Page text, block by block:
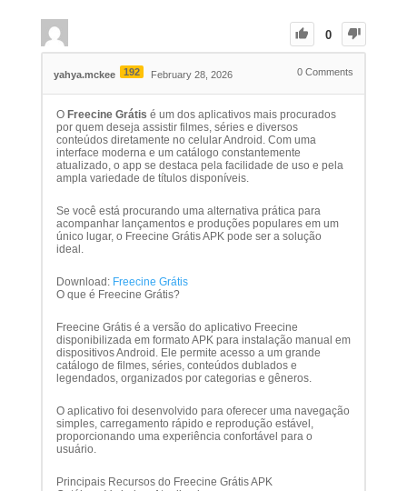
0
yahya.mckee 192 February 28, 2026 0 Comments
O Freecine Grátis é um dos aplicativos mais procurados
por quem deseja assistir filmes, séries e diversos
conteúdos diretamente no celular Android. Com uma
interface moderna e um catálogo constantemente
atualizado, o app se destaca pela facilidade de uso e pela
ampla variedade de títulos disponíveis.
Se você está procurando uma alternativa prática para
acompanhar lançamentos e produções populares em um
único lugar, o Freecine Grátis APK pode ser a solução
ideal.
Download: Freecine Grátis
O que é Freecine Grátis?
Freecine Grátis é a versão do aplicativo Freecine
disponibilizada em formato APK para instalação manual em
dispositivos Android. Ele permite acesso a um grande
catálogo de filmes, séries, conteúdos dublados e
legendados, organizados por categorias e gêneros.
O aplicativo foi desenvolvido para oferecer uma navegação
simples, carregamento rápido e reprodução estável,
proporcionando uma experiência confortável para o
usuário.
Principais Recursos do Freecine Grátis APK